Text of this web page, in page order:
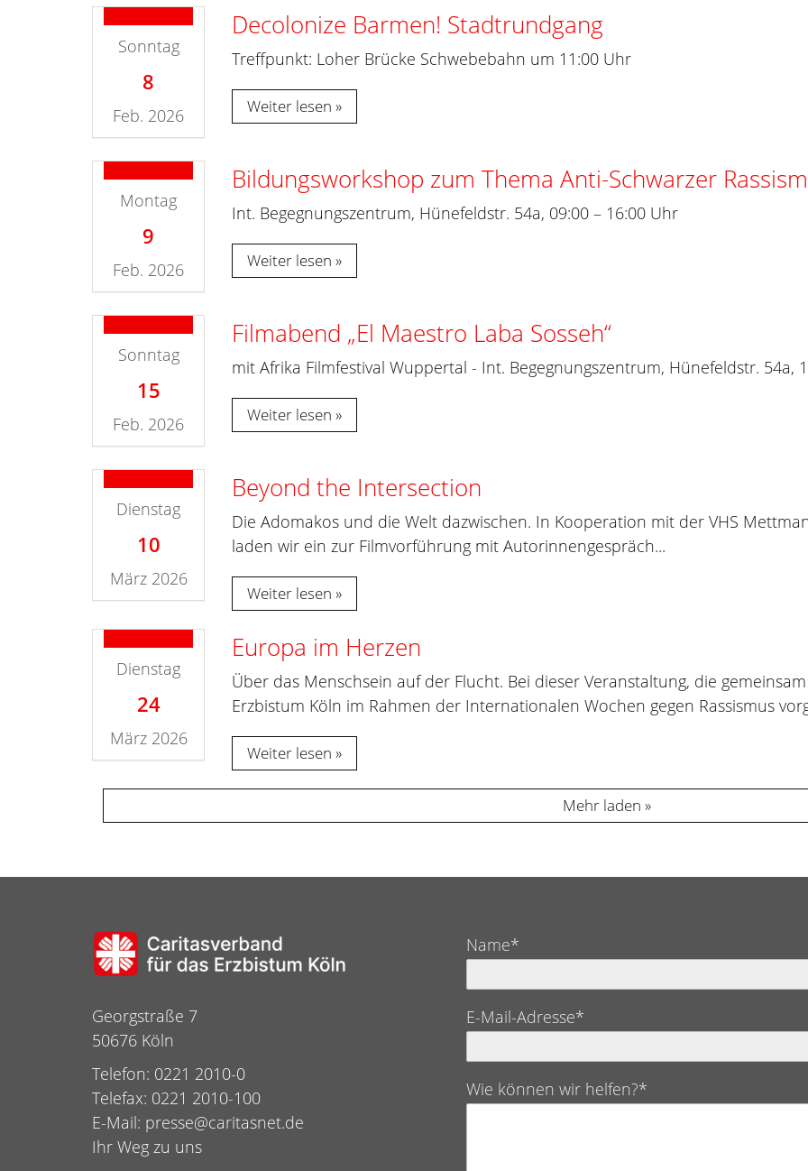
Sonntag
8
Feb. 2026
Decolonize Barmen! Stadtrundgang
Treffpunkt: Loher Brücke Schwebebahn um 11:00 Uhr
Weiter lesen
Montag
9
Feb. 2026
Bildungsworkshop zum Thema Anti-Schwarzer
Int. Begegnungszentrum, Hünefeldstr. 54a, 09:00 – 16:00 Uhr
Weiter lesen
Sonntag
15
Feb. 2026
Filmabend „El Maestro Laba Sosseh“
mit Afrika Filmfestival Wuppertal - Int. Begegnungszentrum, Hünefeldstr. 54a,
Weiter lesen
Dienstag
10
März 2026
Beyond the Intersection
Die Adomakos und die Welt dazwischen. In Kooperation mit der VHS
laden wir ein zur Filmvorführung mit Autorinnengespräch...
Weiter lesen
Dienstag
24
März 2026
Europa im Herzen
Über das Menschsein auf der Flucht. Bei dieser Veranstaltung, die
Erzbistum Köln im Rahmen der Internationalen Wochen gegen Rassismus
Weiter lesen
Mehr laden
Georgstraße 7
50676 Köln
Telefon: 0221 2010-0
Telefax: 0221 2010-100
E-Mail: presse@caritasnet.de
Ihr Weg zu uns
Name*
E-Mail-Adresse*
Wie können wir helfen?*